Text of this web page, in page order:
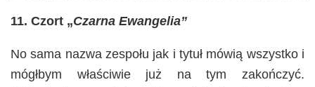
11. Czort „Czarna Ewangelia”
No sama nazwa zespołu jak i tytuł mówią wszystko i
mógłbym właściwie już na tym zakończyć.